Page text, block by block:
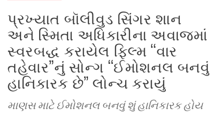
પ્રખ્યાત બૉલીવુડ સિંગર શાન
અને સ્મિતા અધિકારીના અવાજમાં
સ્વરબદ્ધ કરાયેલ ફિલ્મ “વાર
તહેવાર”નું સોન્ગ “ઈમોશનલ બનવું
હાનિકારક છે” લોન્ચ કરાયું
માણસ માટે ઈમોશનલ બનવું શું હાનિકારક હોય